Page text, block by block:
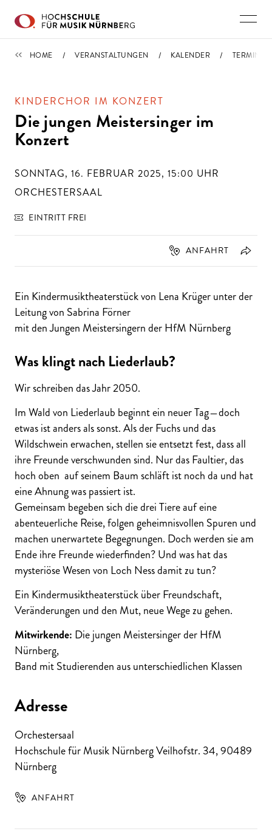
TERMINE
HOME VERANSTALTUNGEN KALENDER TERMIN
KINDERCHOR IM KONZERT
Die jungen Meistersinger im
Konzert
SONNTAG, 16. FEBRUAR 2025, 15:00 UHR
ORCHESTERSAAL
EINTRITT FREI
ANFAHRT
Ein Kindermusiktheaterstück von Lena Krüger unter der
Leitung von Sabrina Förner
mit den Jungen Meistersingern der HfM Nürnberg
Was klingt nach Liederlaub?
Wir schreiben das Jahr 2050.
Im Wald von Liederlaub beginnt ein neuer Tag ­­̶ doch
etwas ist anders als sonst. Als der Fuchs und das
Wildschwein erwachen, stellen sie entsetzt fest, dass all
ihre Freunde verschwunden sind. Nur das Faultier, das
hoch oben auf seinem Baum schläft ist noch da und hat
eine Ahnung was passiert ist.
Gemeinsam begeben sich die drei Tiere auf eine
abenteuerliche Reise, folgen geheimnisvollen Spuren und
machen unerwartete Begegnungen. Doch werden sie am
Ende ihre Freunde wiederfinden? Und was hat das
mysteriöse Wesen von Loch Ness damit zu tun?
Ein Kindermusiktheaterstück über Freundschaft,
Veränderungen und den Mut, neue Wege zu gehen.
Mitwirkende: Die jungen Meistersinger der HfM
Nürnberg,
Band mit Studierenden aus unterschiedlichen Klassen
Adresse
Orchestersaal
Hochschule für Musik Nürnberg Veilhofstr. 34,90489
Nürnberg
ANFAHRT